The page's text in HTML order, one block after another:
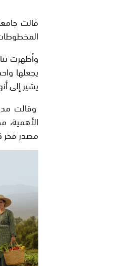
قالت
وأظهرت
يجعلها
يشير إلى
وقالت
الأهمية،
مصدر فخر